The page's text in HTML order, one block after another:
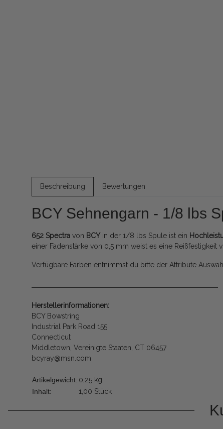
Beschreibung Bewertungen
BCY Sehnengarn - 1/8 lbs
652 Spectra von BCY in der 1/8 lbs Spule ist ein
einer Fadenstärke von 0,5 mm weist es eine Reißfestigkeit
Verfügbare Farben entnimmst du bitte der Attribute
Herstellerinformationen:
BCY Bowstring
Industrial Park Road 155
Connecticut
Middletown, Vereinigte Staaten, CT 06457
bcyray@msn.com
Artikelgewicht: 0,25 kg
Inhalt:
1,00 Stück